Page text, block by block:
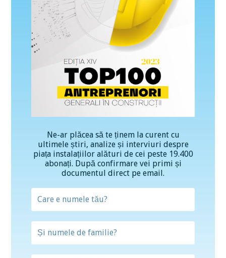
Ne-ar plăcea să te ținem la curent cu
ultimele știri, analize și interviuri despre
piața instalațiilor alături de cei peste 19.400
abonați. După confirmare vei primi și
documentul direct pe email.